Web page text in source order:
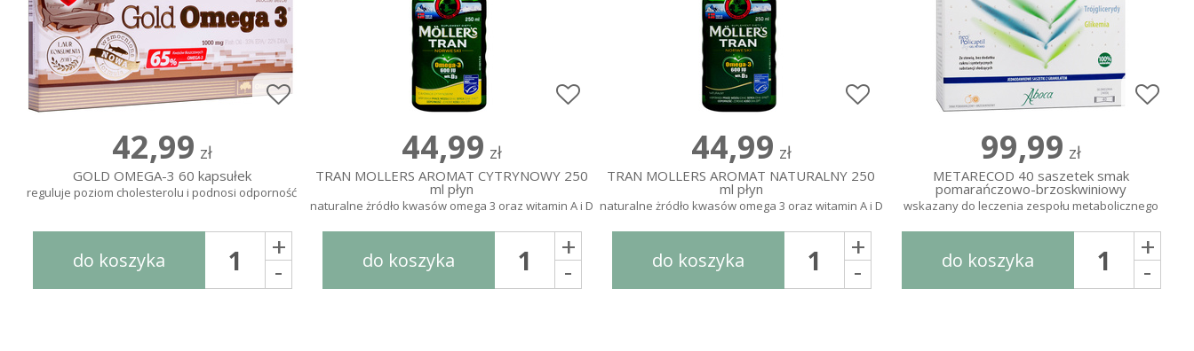
42,99 zł
GOLD OMEGA-3 60 kapsułek
reguluje poziom cholesterolu i podnosi odporność
do koszyka +
-
44,99 zł
TRAN MOLLERS AROMAT CYTRYNOWY 250
ml płyn
naturalne żródło kwasów omega 3 oraz witamin A i D
do koszyka +
-
44,99 zł
TRAN MOLLERS AROMAT NATURALNY 250
ml płyn
naturalne żródło kwasów omega 3 oraz witamin A i D
do koszyka +
-
99,99 zł
METARECOD 40 saszetek smak
pomarańczowo-brzoskwiniowy
wskazany do leczenia zespołu metabolicznego
do koszyka +
-